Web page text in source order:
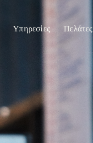
Υπηρεσίες Πελάτες